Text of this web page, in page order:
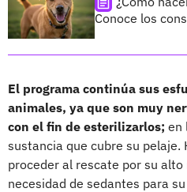
Conoce los
El programa continúa sus
animales, ya que son muy
con el fin de esterilizarlos; en
sustancia que cubre su pelaje.
proceder al rescate por su
necesidad de sedantes para